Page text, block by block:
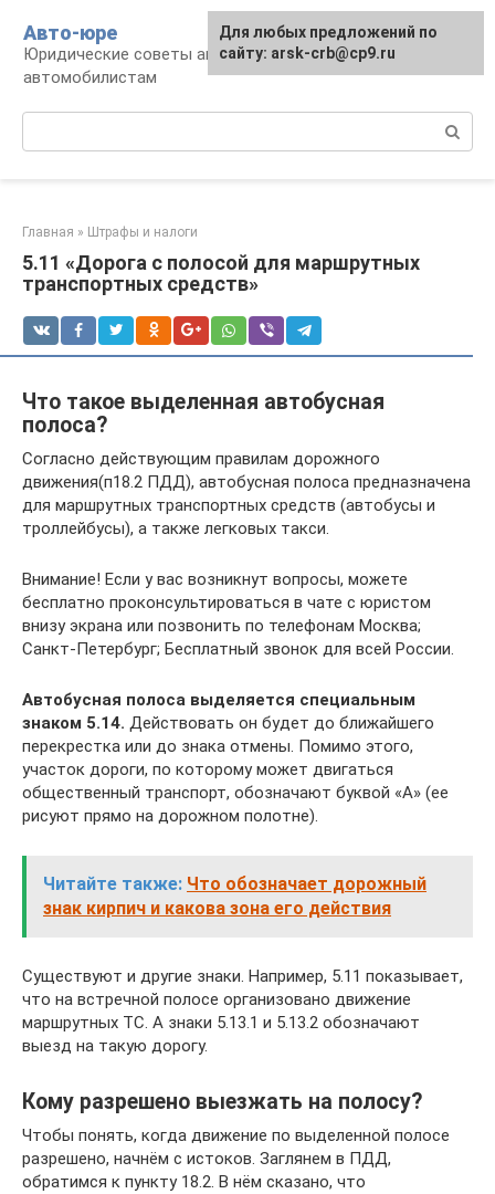
контенту
Авто-юре
Юридические советы автовладельцам и
автомобилистам
Главная » Штрафы и налоги
5.11 «Дорога с полосой для маршрутных
транспортных средств»
Что такое выделенная автобусная
полоса?
Согласно действующим правилам дорожного
движения(п18.2 ПДД), автобусная полоса предназначена
для маршрутных транспортных средств (автобусы и
троллейбусы), а также легковых такси.
Внимание! Если у вас возникнут вопросы, можете
бесплатно проконсультироваться в чате с юристом
внизу экрана или позвонить по телефонам Москва;
Санкт-Петербург; Бесплатный звонок для всей России.
Автобусная полоса выделяется специальным
знаком 5.14. Действовать он будет до ближайшего
перекрестка или до знака отмены. Помимо этого,
участок дороги, по которому может двигаться
общественный транспорт, обозначают буквой «А» (ее
рисуют прямо на дорожном полотне).
Читайте также: Что обозначает дорожный
знак кирпич и какова зона его действия
Существуют и другие знаки. Например, 5.11 показывает,
что на встречной полосе организовано движение
маршрутных ТС. А знаки 5.13.1 и 5.13.2 обозначают
выезд на такую дорогу.
Кому разрешено выезжать на полосу?
Чтобы понять, когда движение по выделенной полосе
разрешено, начнём с истоков. Заглянем в ПДД,
обратимся к пункту 18.2. В нём сказано, что
Для любых предложений по
сайту: arsk-crb@cp9.ru